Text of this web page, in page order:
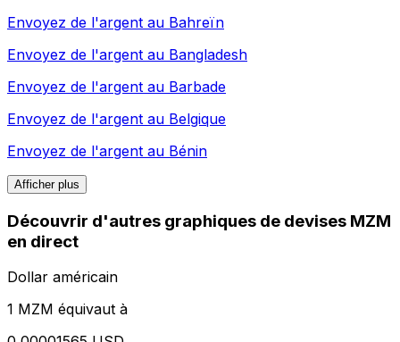
Envoyez de l'argent au Bahreïn
Envoyez de l'argent au Bangladesh
Envoyez de l'argent au Barbade
Envoyez de l'argent au Belgique
Envoyez de l'argent au Bénin
Afficher plus
Découvrir d'autres graphiques de devises MZM
en direct
Dollar américain
1 MZM équivaut à